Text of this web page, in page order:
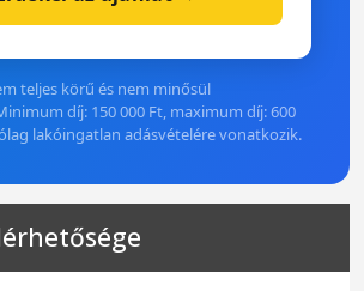
teljes körű és nem minősül
díj: 150 000 Ft, maximum díj: 600
lakóingatlan adásvételére vonatkozik.